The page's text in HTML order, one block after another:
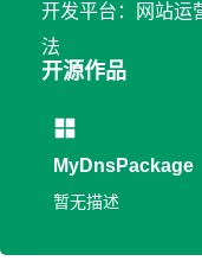
开发平台：网站运
法
开源作品
MyDnsPackage
暂无描述